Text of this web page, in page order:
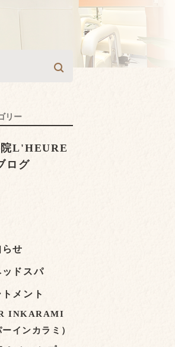
リー
L'HEURE
ログ
せ
ッドスパ
メント
INKARAMI
インカラミ）